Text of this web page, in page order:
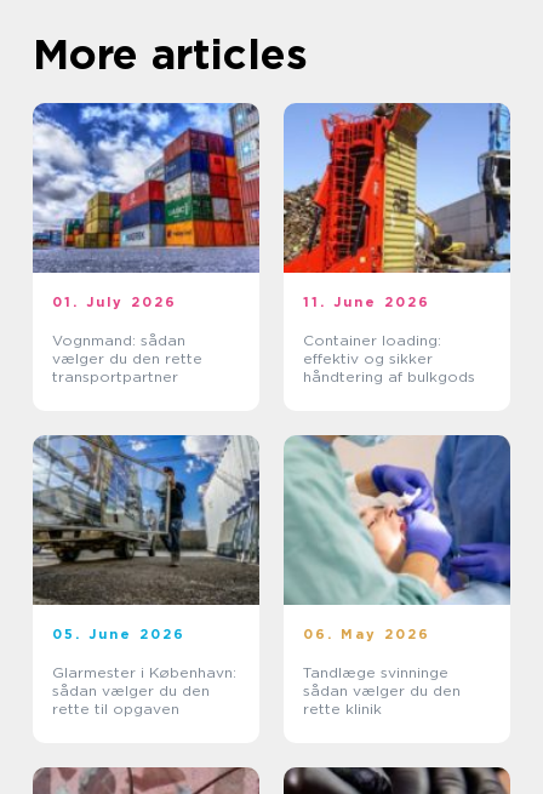
More articles
01. July 2026
Vognmand: sådan
vælger du den rette
transportpartner
11. June 2026
Container loading:
effektiv og sikker
håndtering af bulkgods
05. June 2026
Glarmester i København:
sådan vælger du den
rette til opgaven
06. May 2026
Tandlæge svinninge
sådan vælger du den
rette klinik